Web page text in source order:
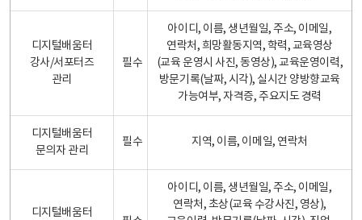
디지털배움터
강사/서포터즈
관리
필수
아이디, 이름, 생년월일, 주소, 이메일,
연락처, 희망활동지역, 학력, 교육영상
(교육 운영시 사진, 동영상), 교육운영이력,
방문기록(날짜, 시각), 실시간 양방향교육
가능여부, 자격증, 주요지도 경력
디지털배움터
문의자 관리
필수 지역, 이름, 이메일, 연락처
디지털배움터
아이디, 이름, 생년월일, 주소, 이메일,
연락처, 초상(교육 수강사진, 영상),